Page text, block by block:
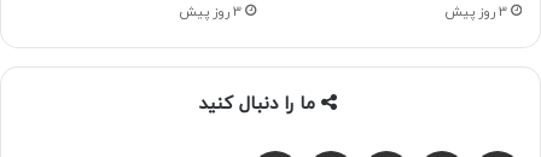
3 روز پیش 3 روز پیش
ما را دنبال کنید